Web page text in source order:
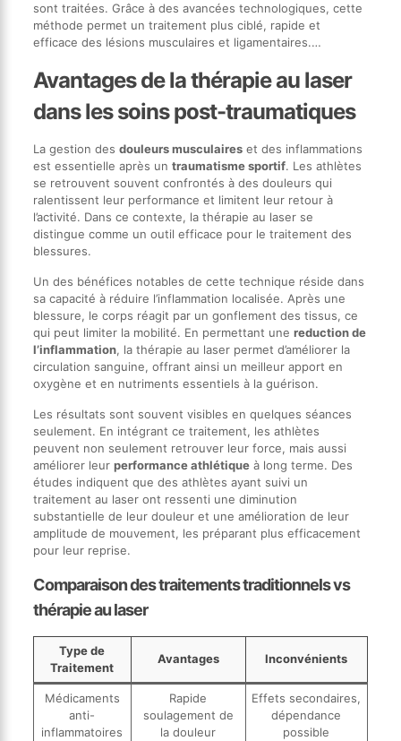
sont traitées. Grâce à des avancées technologiques, cette
méthode permet un traitement plus ciblé, rapide et
efficace des lésions musculaires et ligamentaires.…
Avantages de la thérapie au laser
dans les soins post-traumatiques
La gestion des douleurs musculaireset des inflammations
est essentielle après un traumatisme sportif. Les athlètes
se retrouvent souvent confrontés à des douleurs qui
ralentissent leur performance et limitent leur retour à
l’activité. Dans ce contexte, la thérapie au laser se
distingue comme un outil efficace pour le traitement des
blessures.
Un des bénéfices notables de cette technique réside dans
sa capacité à réduire l’inflammation localisée. Après une
blessure, le corps réagit par un gonflement des tissus, ce
qui peut limiter la mobilité. En permettant une reduction de
l’inflammation, la thérapie au laser permet d’améliorer la
circulation sanguine, offrant ainsi un meilleur apport en
oxygène et en nutriments essentiels à la guérison.
Les résultats sont souvent visibles en quelques séances
seulement. En intégrant ce traitement, les athlètes
peuvent non seulement retrouver leur force, mais aussi
améliorer leur performance athlétiqueà long terme. Des
études indiquent que des athlètes ayant suivi un
traitement au laser ont ressenti une diminution
substantielle de leur douleur et une amélioration de leur
amplitude de mouvement, les préparant plus efficacement
pour leur reprise.
Comparaison des traitements traditionnels vs
thérapie au laser
Type de
Traitement
Avantages Inconvénients
Médicaments
anti-
inflammatoires
Rapide
soulagement de
la douleur
Effets secondaires,
dépendance
possible